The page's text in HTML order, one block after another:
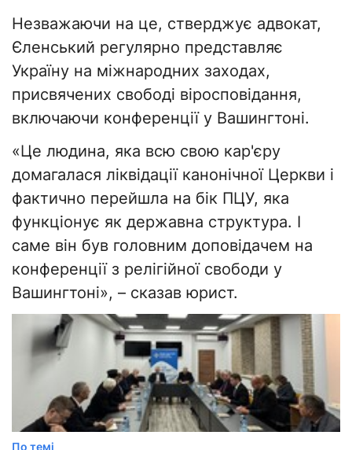
Незважаючи на це, стверджує адвокат,
Єленський регулярно представляє
Україну на міжнародних заходах,
присвячених свободі віросповідання,
включаючи конференції у Вашингтоні.
«Це людина, яка всю свою кар'єру
домагалася ліквідації канонічної Церкви і
фактично перейшла на бік ПЦУ, яка
функціонує як державна структура. І
саме він був головним доповідачем на
конференції з релігійної свободи у
Вашингтоні», – сказав юрист.
По темі